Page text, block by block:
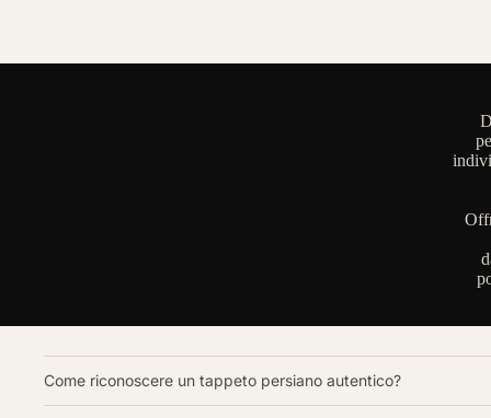
Come riconoscere un tappeto persiano autentico?